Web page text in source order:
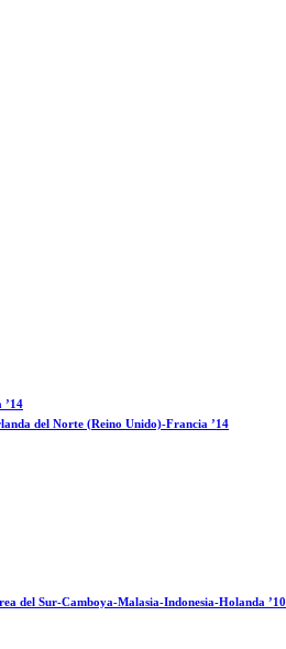
’14
del Norte (Reino Unido)-Francia ’14
del Sur-Camboya-Malasia-Indonesia-Holanda ’10